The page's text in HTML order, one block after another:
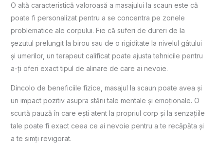
O altă caracteristică valoroasă a masajului la scaun este că
poate fi personalizat pentru a se concentra pe zonele
problematice ale corpului. Fie că suferi de dureri de la
șezutul prelungit la birou sau de o rigiditate la nivelul gâtului
și umerilor, un terapeut calificat poate ajusta tehnicile pentru
a-ți oferi exact tipul de alinare de care ai nevoie.
Dincolo de beneficiile fizice, masajul la scaun poate avea și
un impact pozitiv asupra stării tale mentale și emoționale. O
scurtă pauză în care ești atent la propriul corp și la senzațiile
tale poate fi exact ceea ce ai nevoie pentru a te recăpăta și
a te simți revigorat.